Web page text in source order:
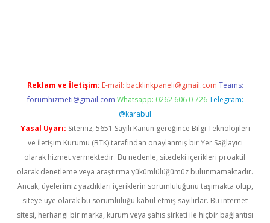
Reklam ve İletişim: E-mail: backlinkpaneli@gmail.com Teams:
forumhizmeti@gmail.com Whatsapp: 0262 606 0 726 Telegram:
@karabul
Yasal Uyarı: Sitemiz, 5651 Sayılı Kanun gereğince Bilgi Teknolojileri
ve İletişim Kurumu (BTK) tarafından onaylanmış bir Yer Sağlayıcı
olarak hizmet vermektedir. Bu nedenle, sitedeki içerikleri proaktif
olarak denetleme veya araştırma yükümlülüğümüz bulunmamaktadır.
Ancak, üyelerimiz yazdıkları içeriklerin sorumluluğunu taşımakta olup,
siteye üye olarak bu sorumluluğu kabul etmiş sayılırlar. Bu internet
sitesi, herhangi bir marka, kurum veya şahıs şirketi ile hiçbir bağlantısı